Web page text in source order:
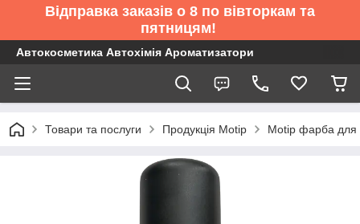
Відправка заказів о 8 по вівторкам та
пятницям!
Автокосметика Автохімія Ароматизатори
Товари та послуги Продукція Motip Motip фарба для